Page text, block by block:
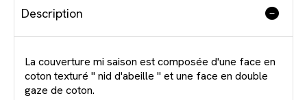
Description
La couverture mi saison est composée d'une face en
coton texturé " nid d'abeille " et une face en double
gaze de coton.